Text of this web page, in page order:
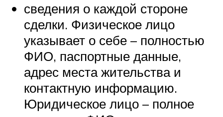
сведения о каждой стороне
сделки. Физическое лицо
указывает о себе – полностью
ФИО, паспортные данные,
адрес места жительства и
контактную информацию.
Юридическое лицо – полное